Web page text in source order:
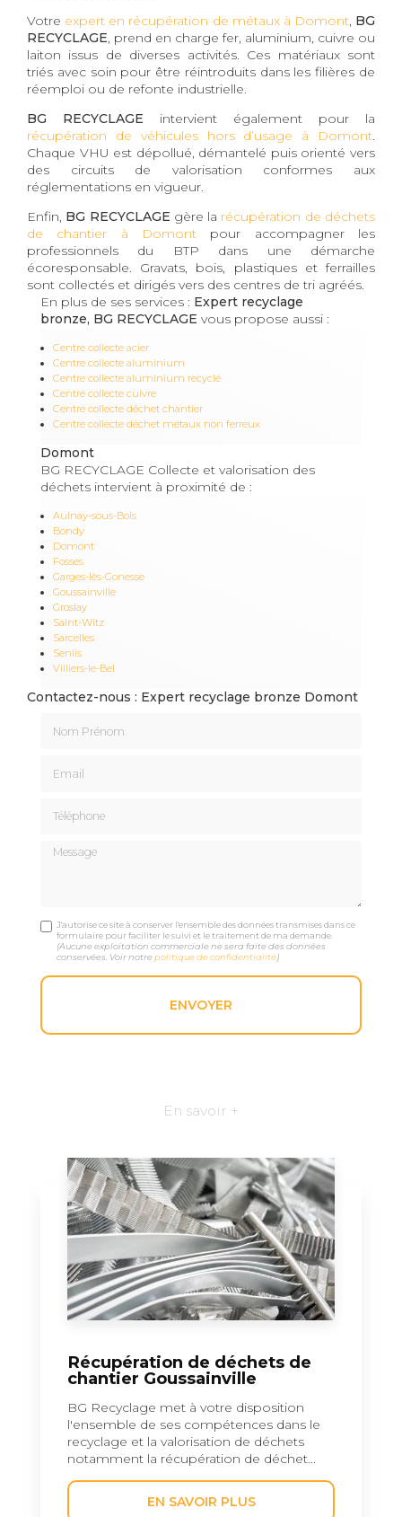
Votre expert en récupération de métaux à Domont, BG
RECYCLAGE, prend en charge fer, aluminium, cuivre ou
laiton issus de diverses activités. Ces matériaux sont
triés avec soin pour être réintroduits dans les filières de
réemploi ou de refonte industrielle.
BG RECYCLAGE intervient également pour la
récupération de véhicules hors d’usage à Domont.
Chaque VHU est dépollué, démantelé puis orienté vers
des circuits de valorisation conformes aux
réglementations en vigueur.
Enfin, BG RECYCLAGE gère la récupération de déchets
de chantier à Domont pour accompagner les
professionnels du BTP dans une démarche
écoresponsable. Gravats, bois, plastiques et ferrailles
sont collectés et dirigés vers des centres de tri agréés.
En plus de ses services : Expert recyclage
bronze, BG RECYCLAGE vous propose aussi :
Centre collecte acier
Centre collecte aluminium
Centre collecte aluminium recyclé
Centre collecte cuivre
Centre collecte déchet chantier
Centre collecte déchet métaux non ferreux
Domont
BG RECYCLAGE Collecte et valorisation des
déchets intervient à proximité de :
Aulnay-sous-Bois
Bondy
Domont
Fosses
Garges-lès-Gonesse
Goussainville
Groslay
Saint-Witz
Sarcelles
Senlis
Villiers-le-Bel
Contactez-nous : Expert recyclage bronze Domont
Message
J'autorise ce site à conserver l'ensemble des données transmises dans ce
formulaire pour faciliter le suivi et le traitement de ma demande.
(Aucune exploitation commerciale ne sera faite des données
conservées. Voir notrepolitique de confidentialité)
En savoir +
Récupération de déchets de
chantier Goussainville
BG Recyclage met à votre disposition
l'ensemble de ses compétences dans le
recyclage et la valorisation de déchets
notamment la récupération de déchet...
EN SAVOIR PLUS